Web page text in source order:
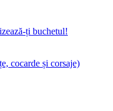
ți buchetul!
cocarde și corsaje)